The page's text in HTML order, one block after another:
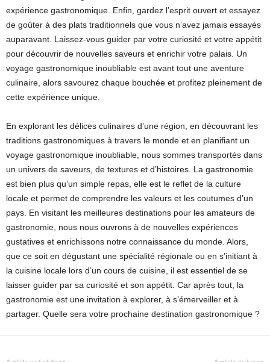
expérience gastronomique. Enfin, gardez l’esprit ouvert et essayez
de goûter à des plats traditionnels que vous n’avez jamais essayés
auparavant. Laissez-vous guider par votre curiosité et votre appétit
pour découvrir de nouvelles saveurs et enrichir votre palais. Un
voyage gastronomique inoubliable est avant tout une aventure
culinaire, alors savourez chaque bouchée et profitez pleinement de
cette expérience unique.
En explorant les délices culinaires d’une région, en découvrant les
traditions gastronomiques à travers le monde et en planifiant un
voyage gastronomique inoubliable, nous sommes transportés dans
un univers de saveurs, de textures et d’histoires. La gastronomie
est bien plus qu’un simple repas, elle est le reflet de la culture
locale et permet de comprendre les valeurs et les coutumes d’un
pays. En visitant les meilleures destinations pour les amateurs de
gastronomie, nous nous ouvrons à de nouvelles expériences
gustatives et enrichissons notre connaissance du monde. Alors,
que ce soit en dégustant une spécialité régionale ou en s’initiant à
la cuisine locale lors d’un cours de cuisine, il est essentiel de se
laisser guider par sa curiosité et son appétit. Car après tout, la
gastronomie est une invitation à explorer, à s’émerveiller et à
partager. Quelle sera votre prochaine destination gastronomique ?